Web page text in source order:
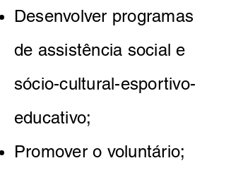
Desenvolver programas
de assistência social e
sócio-cultural-esportivo-
educativo;
Promover o voluntário;